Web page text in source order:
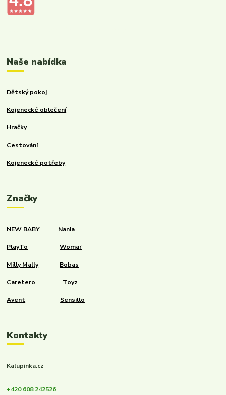
Naše nabídka
Dětský pokoj
Kojenecké oblečení
Hračky
Cestování
Kojenecké potřeby
Značky
NEW BABY Nania
PlayTo Womar
Milly Mally Bobas
Caretero Toyz
Avent Sensillo
Kontakty
Kalupinka.cz
+420 608 242526